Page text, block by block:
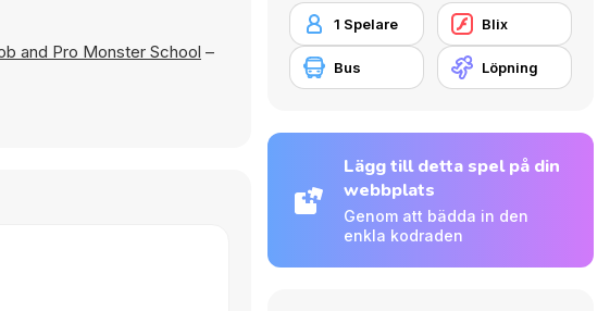
and Pro Monster School –
1 Spelare Blix
Bus Löpning
Lägg till detta spel på din
webbplats
Genom att bädda in den
enkla kodraden